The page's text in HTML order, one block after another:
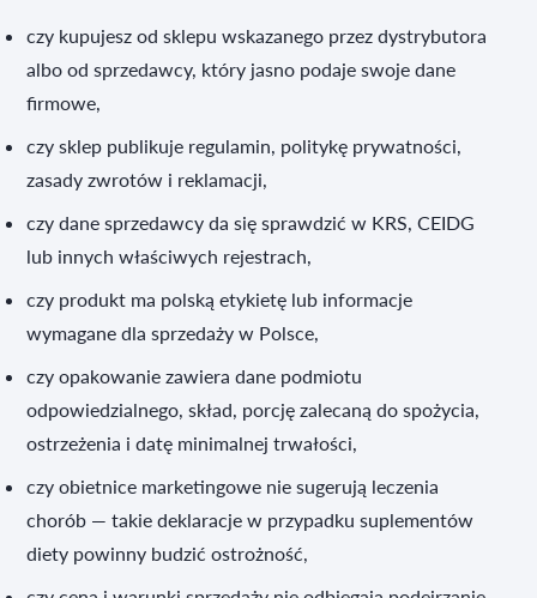
czy kupujesz od sklepu wskazanego przez dystrybutora
albo od sprzedawcy, który jasno podaje swoje dane
firmowe,
czy sklep publikuje regulamin, politykę prywatności,
zasady zwrotów i reklamacji,
czy dane sprzedawcy da się sprawdzić w KRS, CEIDG
lub innych właściwych rejestrach,
czy produkt ma polską etykietę lub informacje
wymagane dla sprzedaży w Polsce,
czy opakowanie zawiera dane podmiotu
odpowiedzialnego, skład, porcję zalecaną do spożycia,
ostrzeżenia i datę minimalnej trwałości,
czy obietnice marketingowe nie sugerują leczenia
chorób — takie deklaracje w przypadku suplementów
diety powinny budzić ostrożność,